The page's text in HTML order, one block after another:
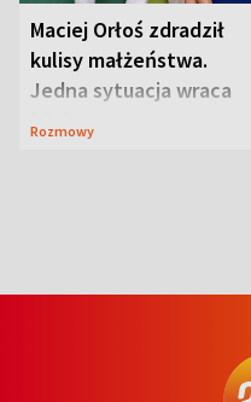
Maciej Orłoś zdradził
kulisy małżeństwa.
Jedna sytuacja wraca
jak bumerang
Rozmowy